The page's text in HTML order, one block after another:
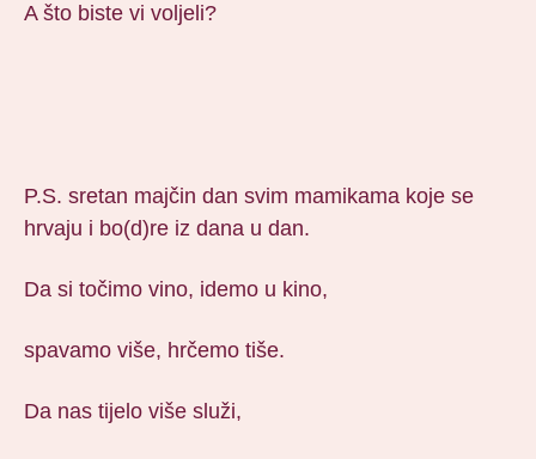
A što biste vi voljeli?
P.S. sretan majčin dan svim mamikama koje se
hrvaju i bo(d)re iz dana u dan.
Da si točimo vino, idemo u kino,
spavamo više, hrčemo tiše.
Da nas tijelo više služi,